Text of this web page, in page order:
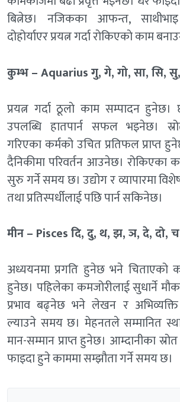
बित्नेछ। नजिकका आफन्त,
दोहोर्याएर प्रयत्न गर्दा राेकिएकाे काम
कुम्भ – Aquarius गु, गे, गो, सा, सि,
प्रयत्न गर्दा ठूलाे काम सम्पादन हुनेछ।
उपलब्धि हातपार्न सफल भइनेछ।
गरिएका कर्मको उचित प्रतिफल प्राप्त
दैनिकीमा परिवर्तन आउनेछ। रोकिएका
सुरु गर्ने समय छ। उद्योग र व्यापारमा
तथा प्रतिस्पर्धीलाई पछि पार्न सकिनेछ।
मीन – Pisces दि, दु, थ, झ, ञ, दे, दो,
अध्ययनमा प्रगति हुनेछ भने चिताएको
हुनेछ। पहिलेका कमजोरीलाई सुधार्ने
प्रभाव बढ्नेछ भने लेखन र अभिव्यक्ति
ल्याउने समय छ। मेहनतले सम्मानित
मान-सम्मान प्राप्त हुनेछ। आम्दानीका
फाइदा हुने काममा सम्झौता गर्ने समय छ।